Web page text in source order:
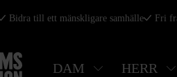
Bidra till ett mänskligare samhälle Fri
DAM HERR